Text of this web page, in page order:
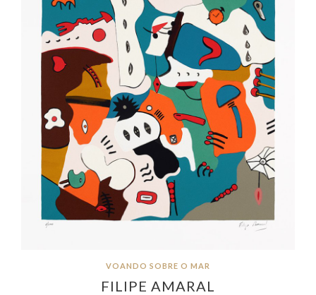
VOANDO SOBRE O MAR
FILIPE AMARAL